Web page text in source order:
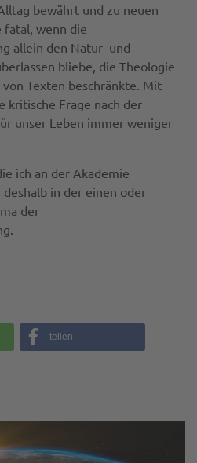
bewährt und zu neuen
fatal, wenn die
allein den Natur- und
bliebe, die Theologie
Texten beschränkte. Mit
kritische Frage nach der
unser Leben immer weniger
ich an der Akademie
in der einen oder
der
teilen